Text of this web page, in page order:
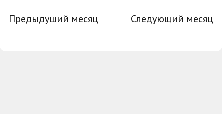
Предыдущий месяц Следующий месяц